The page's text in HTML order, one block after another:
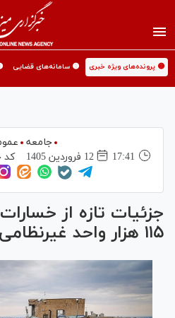
🟡 پرونده‌های ویژه خبری 🟡 سامانه‌های قضایی
جامعه
17:41
12 فروردين 1405 کد
جزئیات تازه از
۱۱۵ هزار واحد غیرنظامی